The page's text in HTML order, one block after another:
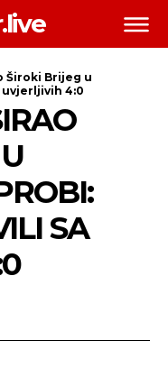
Široki Brijeg u
4:0
SA